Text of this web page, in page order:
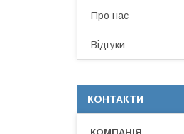
Про нас
Відгуки
КОНТАКТИ